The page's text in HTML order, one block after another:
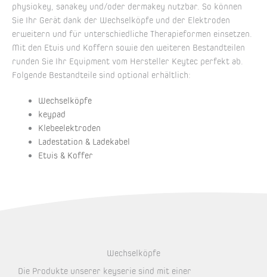
physiokey, sanakey und/oder dermakey nutzbar. So können
Sie Ihr Gerät dank der Wechselköpfe und der Elektroden
erweitern und für unterschiedliche Therapieformen einsetzen.
Mit den Etuis und Koffern sowie den weiteren Bestandteilen
runden Sie Ihr Equipment vom Hersteller Keytec perfekt ab.
Folgende Bestandteile sind optional erhältlich:
Wechselköpfe
keypad
Klebeelektroden
Ladestation & Ladekabel
Etuis & Koffer
Wechselköpfe
Die Produkte unserer keyserie sind mit einer